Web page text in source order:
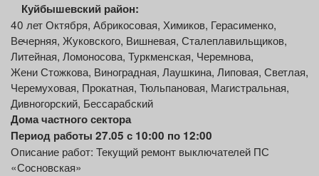
Куйбышевский район:
40 лет Октября, Абрикосовая, Химиков, Герасименко,
Вечерняя, Жуковского, Вишневая, Сталеплавильщиков,
Литейная, Ломоносова, Туркменская, Черемнова,
Жени Стожкова, Виноградная, Лаушкина, Липовая, Светлая,
Черемуховая, Прокатная, Тюльпановая, Магистральная,
Дивногорский, Бессарабский
Дома частного сектора
Период работы 27.05 с 10:00 по 12:00
Описание работ: Текущий ремонт выключателей ПС
«Сосновская»